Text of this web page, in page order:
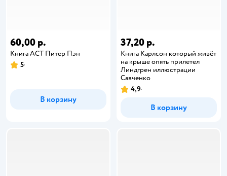
60,00 р.
Книга АСТ Питер Пэн
5
В корзину
37,20 р.
Книга Карлсон который живёт
на крыше опять прилетел
Линдгрен иллюстрации
Савченко
4,9
В корзину